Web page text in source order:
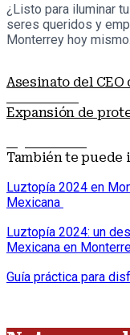
¿Listo para iluminar
seres queridos y
Monterrey hoy mismo.
Asesinato del
Expansión de
También te puede
Luztopía 2024 en
Mexicana
Luztopía 2024: un
Mexicana en
Guía práctica para